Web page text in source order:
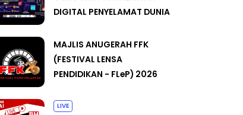
DIGITAL PENYELAMAT DUNIA
MAJLIS ANUGERAH FFK
(FESTIVAL LENSA
PENDIDIKAN - FLeP) 2026
LIVE